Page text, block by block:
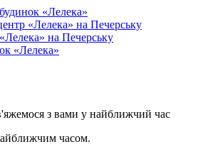
«Лелека»
«Лелека» на Печерську
на Печерську
«Лелека»
з вами у найближчий час
часом.